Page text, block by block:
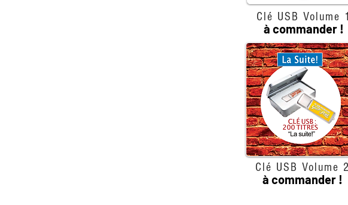
Clé USB Volume
à commander !
Clé USB Volume
à commander !